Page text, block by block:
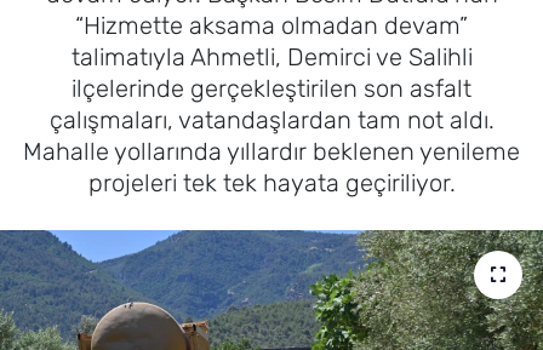
“Hizmette aksama olmadan devam”
talimatıyla Ahmetli, Demirci ve Salihli
ilçelerinde gerçekleştirilen son asfalt
çalışmaları, vatandaşlardan tam not aldı.
Mahalle yollarında yıllardır beklenen yenileme
projeleri tek tek hayata geçiriliyor.
YAŞAM
MAGAZİN
Haber Arşivi